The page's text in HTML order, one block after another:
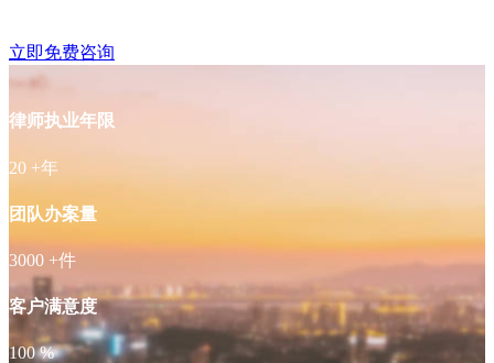
立即免费咨询
律师执业年限
20 +年
团队办案量
3000 +件
客户满意度
100 %